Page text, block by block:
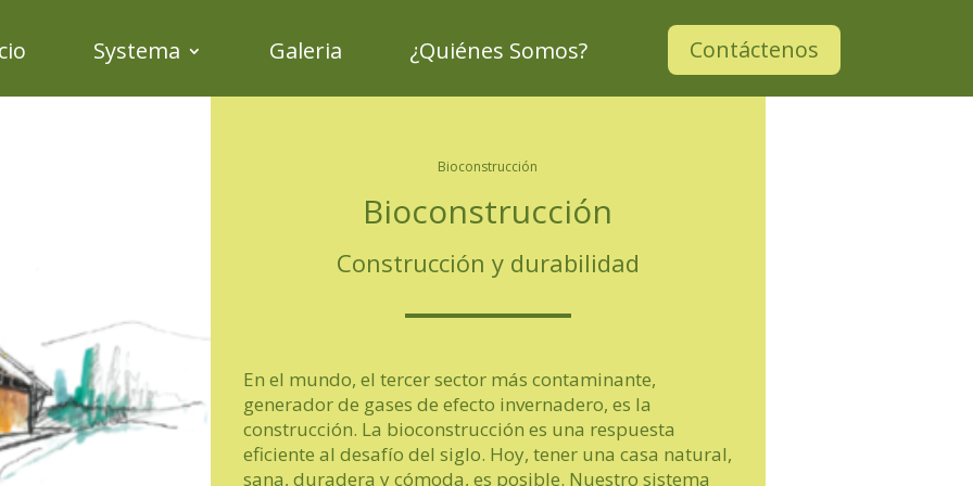
Systema Galeria ¿Quiénes Somos? Contáctenos
Bioconstrucción
Bioconstrucción
Construcción y durabilidad
En el mundo, el tercer sector más contaminante,
generador de gases de efecto invernadero, es la
construcción. La bioconstrucción es una respuesta
eficiente al desafío del siglo. Hoy, tener una casa natural,
sana, duradera y cómoda, es posible. Nuestro sistema